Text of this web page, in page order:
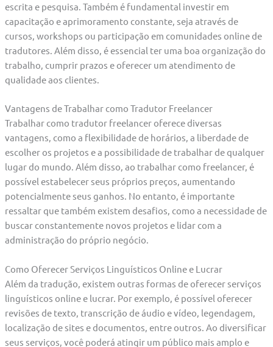
escrita e pesquisa. Também é fundamental investir em
capacitação e aprimoramento constante, seja através de
cursos, workshops ou participação em comunidades online de
tradutores. Além disso, é essencial ter uma boa organização do
trabalho, cumprir prazos e oferecer um atendimento de
qualidade aos clientes.
Vantagens de Trabalhar como Tradutor Freelancer
Trabalhar como tradutor freelancer oferece diversas
vantagens, como a flexibilidade de horários, a liberdade de
escolher os projetos e a possibilidade de trabalhar de qualquer
lugar do mundo. Além disso, ao trabalhar como freelancer, é
possível estabelecer seus próprios preços, aumentando
potencialmente seus ganhos. No entanto, é importante
ressaltar que também existem desafios, como a necessidade de
buscar constantemente novos projetos e lidar com a
administração do próprio negócio.
Como Oferecer Serviços Linguísticos Online e Lucrar
Além da tradução, existem outras formas de oferecer serviços
linguísticos online e lucrar. Por exemplo, é possível oferecer
revisões de texto, transcrição de áudio e vídeo, legendagem,
localização de sites e documentos, entre outros. Ao diversificar
seus serviços, você poderá atingir um público mais amplo e